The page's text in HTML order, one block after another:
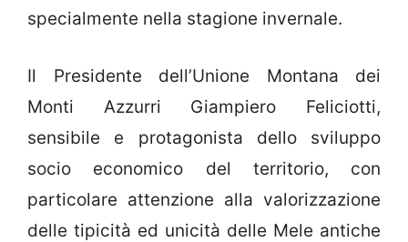
specialmente nella stagione invernale.
Il Presidente dell’Unione Montana dei
Monti Azzurri Giampiero Feliciotti,
sensibile e protagonista dello sviluppo
socio economico del territorio, con
particolare attenzione alla valorizzazione
delle tipicità ed unicità delle Mele antiche